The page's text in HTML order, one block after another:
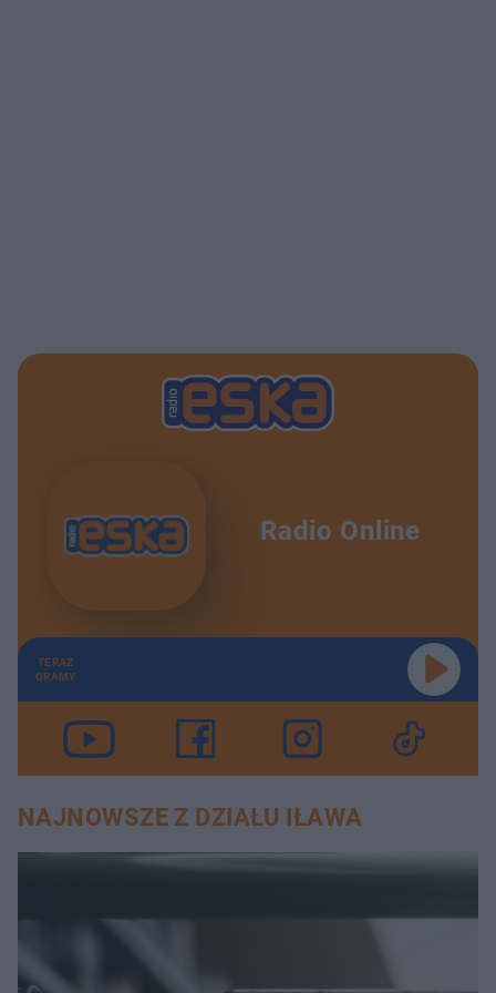
Radio Online
TERAZ
GRAMY
NAJNOWSZE Z DZIAŁU IŁAWA